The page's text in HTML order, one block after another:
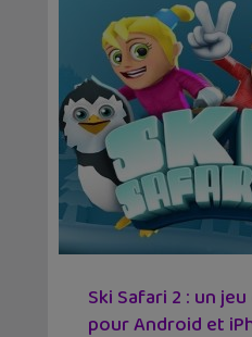
Ski Safari 2 : un
pour Android et